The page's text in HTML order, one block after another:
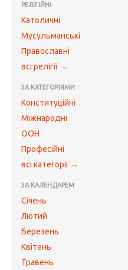
РЕЛІГІЙНІ
Католичні
Мусульманські
Православні
всі релігії →
ЗА КАТЕГОРІЯМИ
Конституційні
Міжнародні
ООН
Професійні
всі категорії →
ЗА КАЛЕНДАРЕМ
Січень
Лютий
Березень
Квітень
Травень